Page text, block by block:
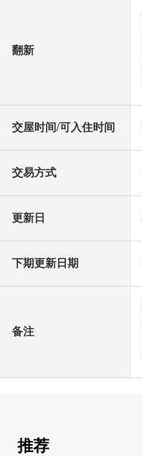
翻新
交屋时间/可入住时间
交易方式
更新日
下期更新日期
备注
推荐